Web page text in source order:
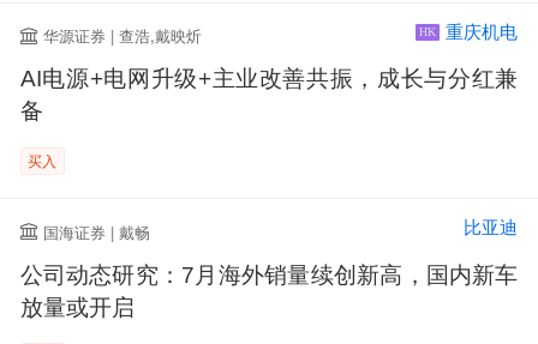
华源证券 | 查浩,戴映炘 HK 重庆机电
AI电源+电网升级+主业改善共振，成长与分红兼
备
买入
国海证券 | 戴畅 比亚迪
公司动态研究：7月海外销量续创新高，国内新车
放量或开启